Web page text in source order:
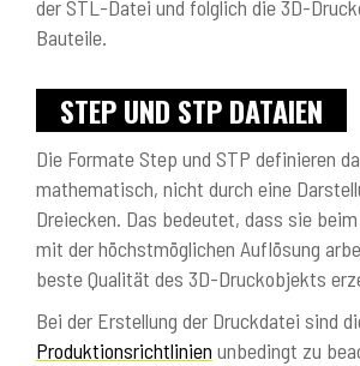
der STL-Datei und folglich die 3D-
Bauteile.
STEP UND STP DATAIEN
Die Formate Step und STP definieren
mathematisch, nicht durch eine
Dreiecken. Das bedeutet, dass sie
mit der höchstmöglichen Auflösung
beste Qualität des 3D-Druckobjekts
Bei der Erstellung der Druckdatei sind
Produktionsrichtlinien unbedingt zu